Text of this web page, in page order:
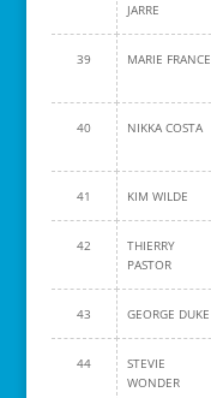
JARRE
39 MARIE FRANCE
40 NIKKA COSTA
41 KIM WILDE
42
THIERRY
PASTOR
43 GEORGE DUKE
44
STEVIE
WONDER